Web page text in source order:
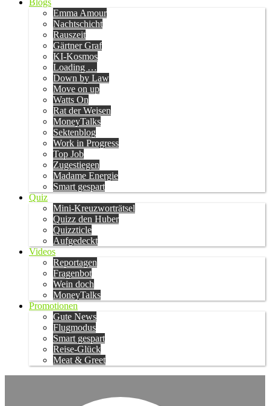
Blogs
Emma Amour
Nachtschicht
Rauszeit
Gärtner Graf
KI-Kosmos
Loading …
Down by Law
Move on up
Watts On
Rat der Weisen
MoneyTalks
Sektenblog
Work in Progress
Top Job
Zugestiegen
Madame Energie
Smart gespart
Quiz
Mini-Kreuzworträtsel
Quizz den Huber
Quizzticle
Aufgedeckt
Videos
Reportagen
Fragenbot
Wein doch
MoneyTalks
Promotionen
Gute News
Flugmodus
Smart gespart
Reise-Glück
Meat & Greet